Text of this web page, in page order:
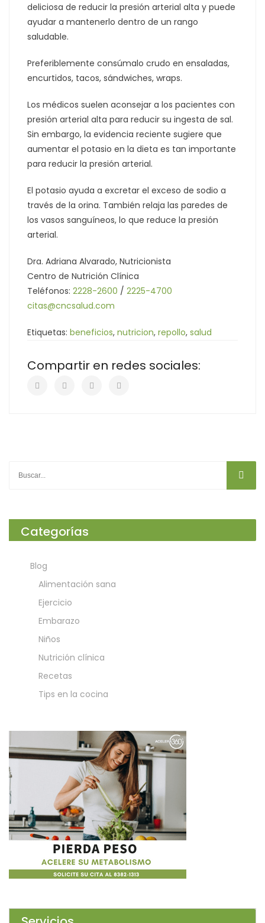
deliciosa de reducir la presión arterial alta y puede
ayudar a mantenerlo dentro de un rango
saludable.
Preferiblemente consúmalo crudo en ensaladas,
encurtidos, tacos, sándwiches, wraps.
Los médicos suelen aconsejar a los pacientes con
presión arterial alta para reducir su ingesta de sal.
Sin embargo, la evidencia reciente sugiere que
aumentar el potasio en la dieta es tan importante
para reducir la presión arterial.
El potasio ayuda a excretar el exceso de sodio a
través de la orina. También relaja las paredes de
los vasos sanguíneos, lo que reduce la presión
arterial.
Dra. Adriana Alvarado, Nutricionista
Centro de Nutrición Clínica
Teléfonos: 2228-2600 / 2225-4700
citas@cncsalud.com
Etiquetas: beneficios, nutricion, repollo, salud
Compartir en redes sociales:
Categorías
Blog
Alimentación sana
Ejercicio
Embarazo
Niños
Nutrición clínica
Recetas
Tips en la cocina